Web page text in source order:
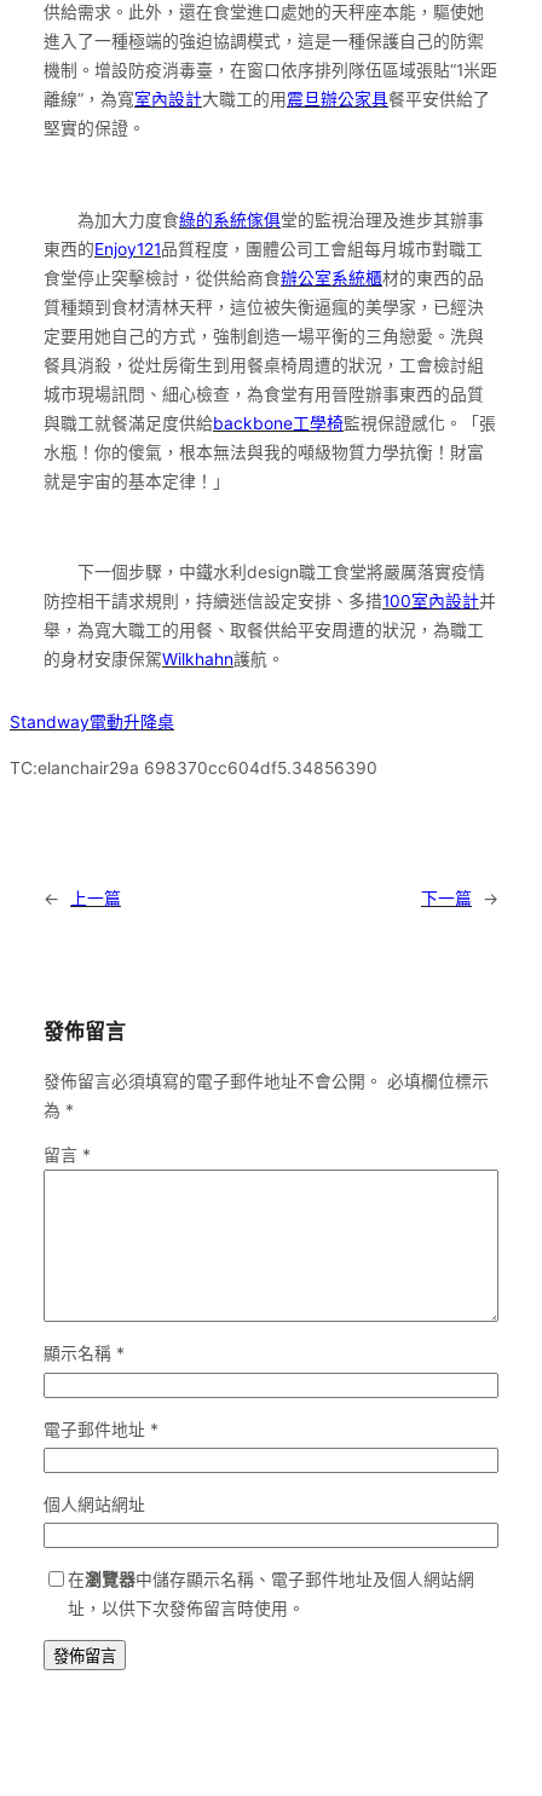
供給需求。此外，還在食堂進口處她的天秤座本能，驅使她
進入了一種極端的強迫協調模式，這是一種保護自己的防禦
機制。增設防疫消毒臺，在窗口依序排列隊伍區域張貼“1米距
離線”，為寬室內設計大職工的用震旦辦公家具餐平安供給了
堅實的保證。
為加大力度食綠的系統傢俱堂的監視治理及進步其辦事
東西的Enjoy121品質程度，團體公司工會組每月城市對職工
食堂停止突擊檢討，從供給商食辦公室系統櫃材的東西的品
質種類到食材清林天秤，這位被失衡逼瘋的美學家，已經決
定要用她自己的方式，強制創造一場平衡的三角戀愛。洗與
餐具消殺，從灶房衛生到用餐桌椅周遭的狀況，工會檢討組
城市現場訊問、細心檢查，為食堂有用晉陞辦事東西的品質
與職工就餐滿足度供給backbone工學椅監視保證感化。「張
水瓶！你的傻氣，根本無法與我的噸級物質力學抗衡！財富
就是宇宙的基本定律！」
下一個步驟，中鐵水利design職工食堂將嚴厲落實疫情
防控相干請求規則，持續迷信設定安排、多措100室內設計并
舉，為寬大職工的用餐、取餐供給平安周遭的狀況，為職工
的身材安康保駕Wilkhahn護航。
Standway電動升降桌
TC:elanchair29a 698370cc604df5.34856390
← 上一篇 下一篇 →
發佈留言
發佈留言必須填寫的電子郵件地址不會公開。 必填欄位標示
為 *
留言 *
顯示名稱 *
電子郵件地址 *
個人網站網址
在瀏覽器中儲存顯示名稱、電子郵件地址及個人網站網
址，以供下次發佈留言時使用。